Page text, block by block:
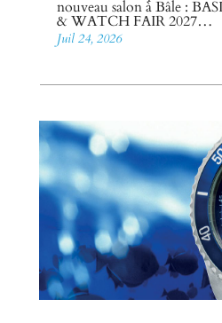
nouveau salon à Bâle :
& WATCH FAIR 2027…
Juil 24, 2026